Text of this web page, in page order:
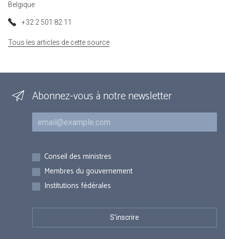
Belgique
+32 2 501 82 11
Tous les articles de cette source
Abonnez-vous à notre newsletter
Courriel
Inscriptions
Conseil des ministres
Membres du gouvernement
Institutions fédérales